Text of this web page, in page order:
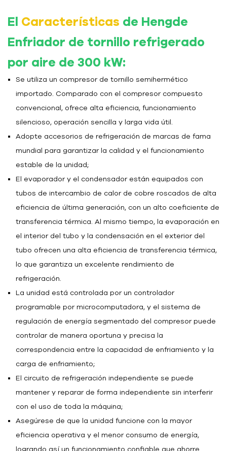
El Características de Hengde
Enfriador de tornillo refrigerado
por aire de 300 kW:
Se utiliza un compresor de tornillo semihermético
importado. Comparado con el compresor compuesto
convencional, ofrece alta eficiencia, funcionamiento
silencioso, operación sencilla y larga vida útil.
Adopte accesorios de refrigeración de marcas de fama
mundial para garantizar la calidad y el funcionamiento
estable de la unidad;
El evaporador y el condensador están equipados con
tubos de intercambio de calor de cobre roscados de alta
eficiencia de última generación, con un alto coeficiente de
transferencia térmica. Al mismo tiempo, la evaporación en
el interior del tubo y la condensación en el exterior del
tubo ofrecen una alta eficiencia de transferencia térmica,
lo que garantiza un excelente rendimiento de
refrigeración.
La unidad está controlada por un controlador
programable por microcomputadora, y el sistema de
regulación de energía segmentado del compresor puede
controlar de manera oportuna y precisa la
correspondencia entre la capacidad de enfriamiento y la
carga de enfriamiento;
El circuito de refrigeración independiente se puede
mantener y reparar de forma independiente sin interferir
con el uso de toda la máquina;
Asegúrese de que la unidad funcione con la mayor
eficiencia operativa y el menor consumo de energía,
logrando así un funcionamiento confiable que ahorre